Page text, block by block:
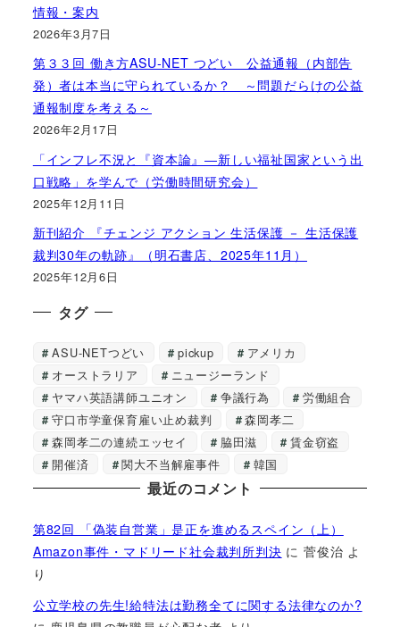
情報・案内
2026年3月7日
第３３回 働き方ASU-NET つどい 公益通報（内部告
発）者は本当に守られているか？ ～問題だらけの公益
通報制度を考える～
2026年2月17日
「インフレ不況と『資本論』―新しい福祉国家という出
口戦略」を学んで（労働時間研究会）
2025年12月11日
新刊紹介 『チェンジ アクション 生活保護 － 生活保護
裁判30年の軌跡』（明石書店、2025年11月）
2025年12月6日
タグ
ASU-NETつどい pickup
アメリカ
オーストラリア
ニュージーランド
ヤマハ英語講師ユニオン
争議行為
労働組合
守口市学童保育雇い止め裁判
森岡孝二
森岡孝二の連続エッセイ
脇田滋
賃金窃盗
開催済
関大不当解雇事件 韓国
最近のコメント
第82回 「偽装自営業」是正を進めるスペイン（上）
Amazon事件・マドリード社会裁判所判決 に菅俊治 よ
り
公立学校の先生!給特法は勤務全てに関する法律なのか?